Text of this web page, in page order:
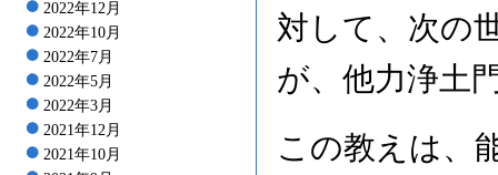
2022年12月
2022年10月
2022年7月
2022年5月
2022年3月
2021年12月
2021年10月
対して、次の
が、他力浄土
この教えは、